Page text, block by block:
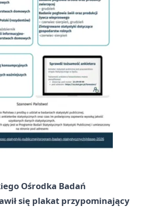
Ośrodka Badań
się plakat przypominający